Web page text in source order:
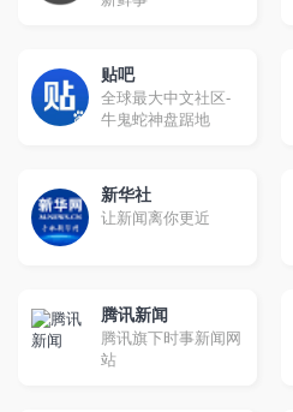
贴吧
全球最大中文社区-
牛鬼蛇神盘踞地
新华社
让新闻离你更近
腾讯新闻
腾讯旗下时事新闻网
站